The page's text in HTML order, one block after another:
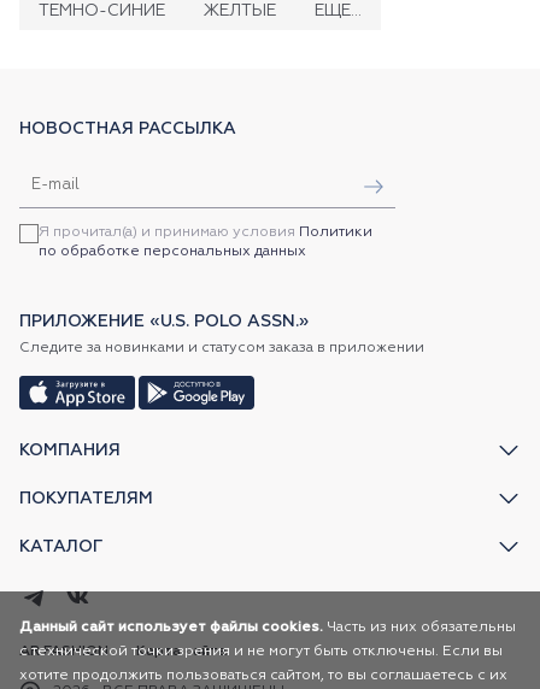
ТЕМНО-СИНИЕ ЖЕЛТЫЕ ЕЩЕ...
КОМПАНИЯ
ПОКУПАТЕЛЯМ
КАТАЛОГ
НОВОСТНАЯ РАССЫЛКА
Я прочитал(а) и принимаю условия Политики
по обработке персональных данных
ПРИЛОЖЕНИЕ «U.S. POLO ASSN.»
Следите за новинками и статусом заказа в приложении
AR FASHION Карта сайта
Данный сайт использует файлы cookies. Часть из них обязательны
с технической точки зрения и не могут быть отключены. Если вы
хотите продолжить пользоваться сайтом, то вы соглашаетесь с их